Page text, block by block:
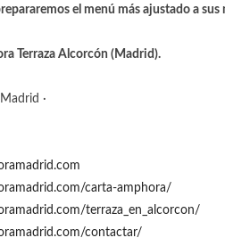
el menú más ajustado a
Terraza Alcorcón (Madrid).
·
carta-amphora/
terraza_en_alcorcon/
contactar/